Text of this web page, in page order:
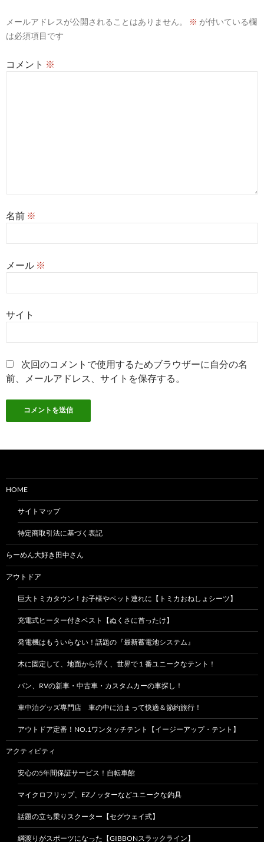
メールアドレスが公開されることはありません。 ※ が付いている欄
は必須項目です
コメント ※
名前 ※
メール ※
サイト
次回のコメントで使用するためブラウザーに自分の名
前、メールアドレス、サイトを保存する。
HOME
サイトマップ
特定商取引法に基づく表記
らーめん大好き田中さん
アウトドア
巨大トミカタウン！お子様やペット連れに【トミカおねしょシーツ】
充電式ヒーター付きベスト【ぬくさに首ったけ】
発電機はもういらない！話題の『最新蓄電池システム』
木に固定して、地面から浮く、世界で１番ユニークなテント！
バン、RVの新車・中古車・カスタムカーの車探し！
車中泊グッズ専門店 車の中に泊まって快適＆節約旅行！
アウトドア定番！NO.1ワンタッチテント【イージーアップ・テント】
アクティビティ
安心の5年間保証サービス！自転車館
マイクロフリップ、EZノッターなどユニークな釣具
話題の立ち乗りスクーター【セグウェイ式】
綱渡りがスポーツになった【GIBBONスラックライン】